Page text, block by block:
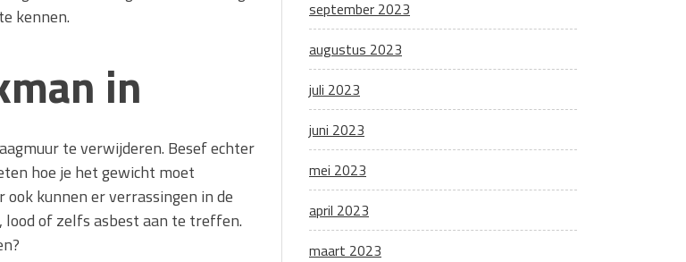
kennen.
in
te verwijderen. Besef echter
hoe je het gewicht moet
kunnen er verrassingen in de
of zelfs asbest aan te treffen.
september 2023
augustus 2023
juli 2023
juni 2023
mei 2023
april 2023
maart 2023